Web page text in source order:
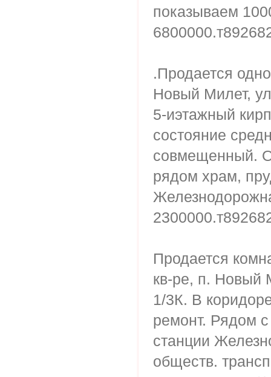
показываем
.Продается
Новый Милет,
5-иэтажный
состояние
совмещенный.
рядом храм,
Продается
кв-ре, п. Новый
1/3К. В
ремонт. Рядом
станции
обществ.